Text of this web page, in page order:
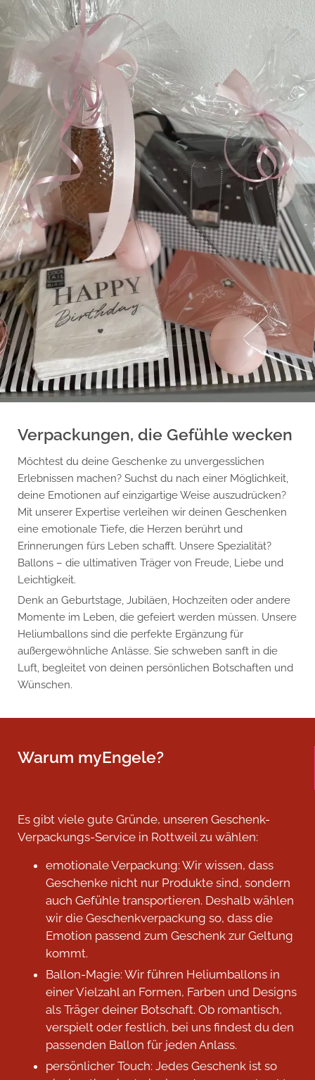
Verpackungen, die Gefühle wecken
Möchtest du deine Geschenke zu unvergesslichen
Erlebnissen machen? Suchst du nach einer Möglichkeit,
deine Emotionen auf einzigartige Weise auszudrücken?
Mit unserer Expertise verleihen wir deinen Geschenken
eine emotionale Tiefe, die Herzen berührt und
Erinnerungen fürs Leben schafft. Unsere Spezialität?
Ballons – die ultimativen Träger von Freude, Liebe und
Leichtigkeit.
Denk an Geburtstage, Jubiläen, Hochzeiten oder andere
Momente im Leben, die gefeiert werden müssen. Unsere
Heliumballons sind die perfekte Ergänzung für
außergewöhnliche Anlässe. Sie schweben sanft in die
Luft, begleitet von deinen persönlichen Botschaften und
Wünschen.
Warum myEngele?
Es gibt viele gute Gründe, unseren Geschenk-
Verpackungs-Service in Rottweil zu wählen:
emotionale Verpackung: Wir wissen, dass
Geschenke nicht nur Produkte sind, sondern
auch Gefühle transportieren. Deshalb wählen
wir die Geschenkverpackung so, dass die
Emotion passend zum Geschenk zur Geltung
kommt.
Ballon-Magie: Wir führen Heliumballons in
einer Vielzahl an Formen, Farben und Designs
als Träger deiner Botschaft. Ob romantisch,
verspielt oder festlich, bei uns findest du den
passenden Ballon für jeden Anlass.
persönlicher Touch: Jedes Geschenk ist so